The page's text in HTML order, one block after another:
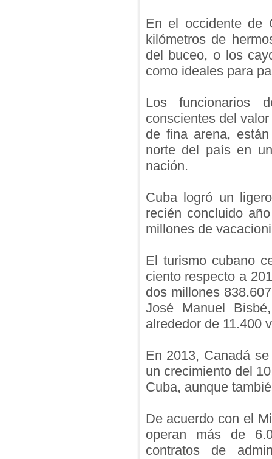
En el occidente de
kilómetros de
del buceo, o los
como ideales para
Los funcionarios
conscientes del
de fina arena,
norte del país en
nación.
Cuba logró un
recién concluido
millones de
El turismo cubano
ciento respecto a
dos millones
José Manuel
alrededor de 11.400
En 2013, Canadá
un crecimiento del
Cuba, aunque
De acuerdo con el
operan más de
contratos de